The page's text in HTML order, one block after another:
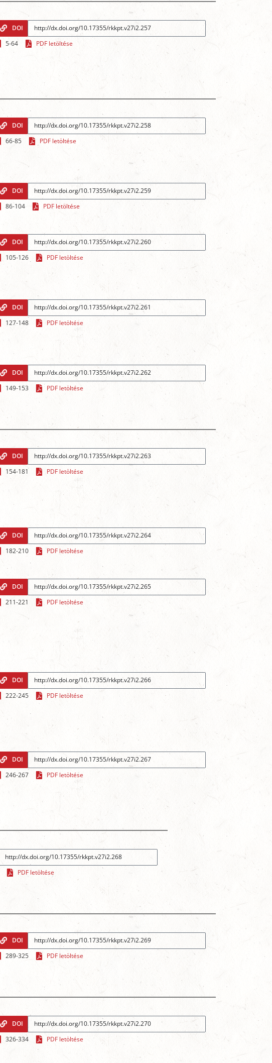
DOI
5-64
PDF letöltése
DOI
66-85
PDF letöltése
DOI
86-104
PDF letöltése
DOI
105-126
PDF letöltése
DOI
127-148
PDF letöltése
DOI
149-153
PDF letöltése
DOI
154-181
PDF letöltése
DOI
182-210
PDF letöltése
DOI
211-221
PDF letöltése
DOI
222-245
PDF letöltése
DOI
246-267
PDF letöltése
PDF letöltése
DOI
289-325
PDF letöltése
DOI
326-334
PDF letöltése